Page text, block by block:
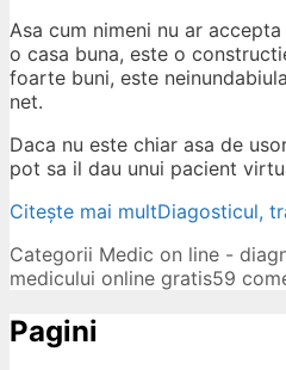
Asa cum nimeni nu ar
o casa buna, este o
foarte buni, este
net.
Daca nu este chiar asa de
pot sa il dau unui pacient
Citește mai multDiagosticul,
Categorii Medic on line -
medicului online gratis59
Pagini